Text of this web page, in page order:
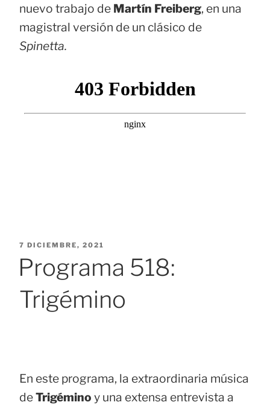
nuevo trabajo de Martín Freiberg, en una
magistral versión de un clásico de
Spinetta.
PUBLICADO
7 DICIEMBRE, 2021
Programa 518:
Trigémino
En este programa, la extraordinaria música
deTrigémino y una extensa entrevista a